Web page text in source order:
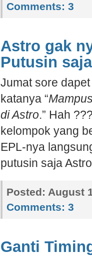
Comments: 3
Astro gak
Putusin
Jumat sore
katanya “
di Astro.” Hah
kelompok yang
EPL-nya
putusin saja
Posted: August
Comments: 3
Ganti